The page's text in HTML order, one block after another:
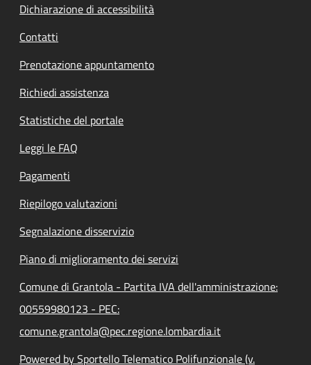
Dichiarazione di accessibilità
Contatti
Prenotazione appuntamento
Richiedi assistenza
Statistiche del portale
Leggi le FAQ
Pagamenti
Riepilogo valutazioni
Segnalazione disservizio
Piano di miglioramento dei servizi
Comune di Grantola - Partita IVA dell'amministrazione:
00559980123 - PEC:
comune.grantola@pec.regione.lombardia.it
Powered by Sportello Telematico Polifunzionale (v.